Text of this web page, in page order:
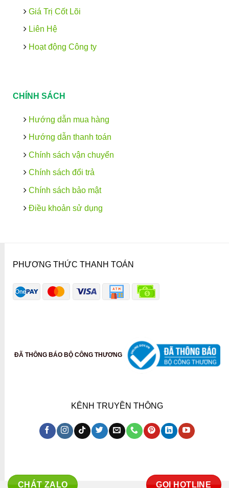
Giá Trị Cốt Lõi
Liên Hệ
Hoạt động Công ty
CHÍNH SÁCH
Hướng dẫn mua hàng
Hướng dẫn thanh toán
Chính sách vận chuyển
Chính sách đổi trả
Chính sách bảo mật
Điều khoản sử dụng
PHƯƠNG THỨC THANH TOÁN
ĐÃ THÔNG BÁO BỘ CÔNG THƯƠNG
KÊNH TRUYỀN THÔNG
CHÁT ZALO GỌI HOTLINE